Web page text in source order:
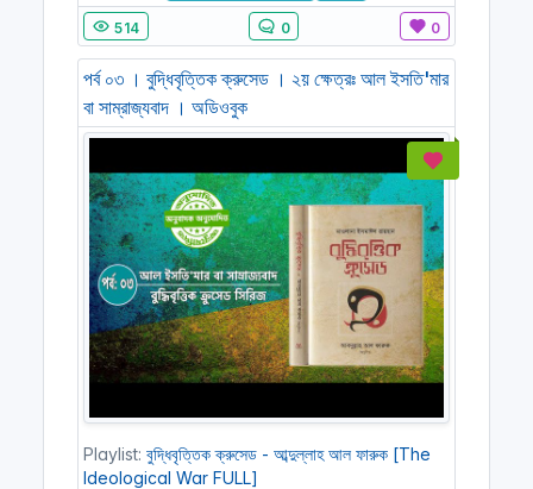
514 0 0
পর্ব ০৩ । বুদ্ধিবৃত্তিক ক্রুসেড । ২য় ক্ষেত্রঃ আল ইসতি'মার
বা সাম্রাজ্যবাদ । অডিওবুক
Playlist: বুদ্ধিবৃত্তিক ক্রুসেড - আব্দুল্লাহ আল ফারুক [The
Ideological War FULL]